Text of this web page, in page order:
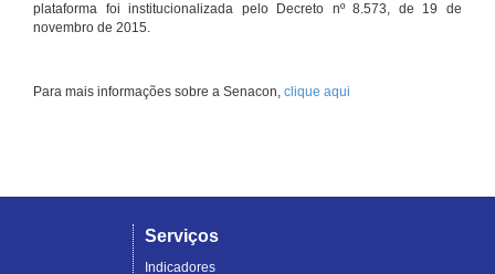
plataforma foi institucionalizada pelo Decreto nº 8.573, de 19 de
novembro de 2015.
Para mais informações sobre a Senacon, clique aqui
Serviços
Indicadores